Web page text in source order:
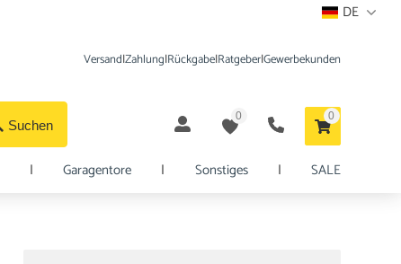
DE
Suchen
Versand|Zahlung|Rückgabe|Ratgeber|Gewerbekunden
0 0
| Garagentore | Sonstiges | SALE